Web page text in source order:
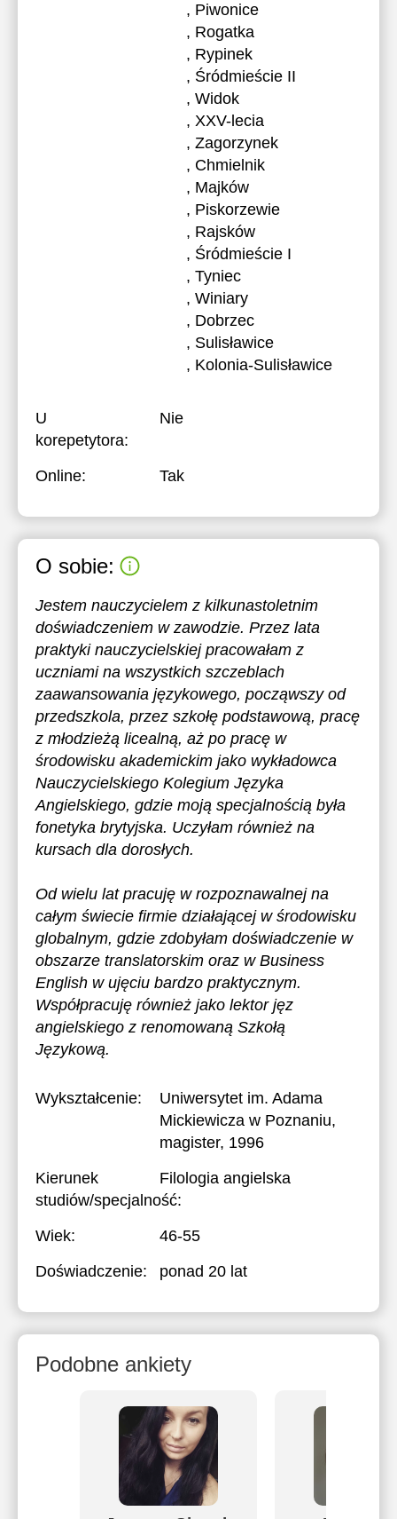
, Piwonice
, Rogatka
, Rypinek
, Śródmieście II
, Widok
, XXV-lecia
, Zagorzynek
, Chmielnik
, Majków
, Piskorzewie
, Rajsków
, Śródmieście I
, Tyniec
, Winiary
, Dobrzec
, Sulisławice
, Kolonia-Sulisławice
U
korepetytora:
Nie
Online: Tak
O sobie:
Jestem nauczycielem z kilkunastoletnim
doświadczeniem w zawodzie. Przez lata
praktyki nauczycielskiej pracowałam z
uczniami na wszystkich szczeblach
zaawansowania językowego, począwszy od
przedszkola, przez szkołę podstawową, pracę
z młodzieżą licealną, aż po pracę w
środowisku akademickim jako wykładowca
Nauczycielskiego Kolegium Języka
Angielskiego, gdzie moją specjalnością była
fonetyka brytyjska. Uczyłam również na
kursach dla dorosłych.
Od wielu lat pracuję w rozpoznawalnej na
całym świecie firmie działającej w środowisku
globalnym, gdzie zdobyłam doświadczenie w
obszarze translatorskim oraz w Business
English w ujęciu bardzo praktycznym.
Współpracuję również jako lektor jęz
angielskiego z renomowaną Szkołą
Językową.
Wykształcenie:
Uniwersytet im. Adama
Mickiewicza w Poznaniu,
magister, 1996
Kierunek
studiów/specjalność:
Filologia angielska
Wiek:
46-55
Doświadczenie:
ponad 20 lat
Podobne ankiety